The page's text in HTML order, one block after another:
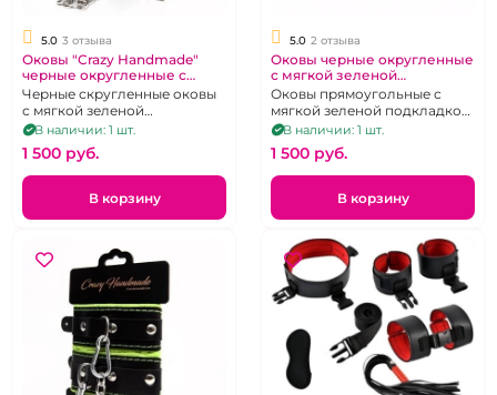
5.0 3 отзыва
Оковы "Crazy Handmade"
черные округленные с
мягкой зеленой подкладкой
Черные скругленные оковы
с мягкой зеленой
подкладкой
В наличии: 1 шт.
1 500 pуб.
В корзину
5.0 2 отзыва
Оковы черные округленные
с мягкой зеленой
подкладкой "Crazy
Handmade"
Оковы прямоугольные с
мягкой зеленой подкладкой
на сцепке с карабином
В наличии: 1 шт.
1 500 pуб.
В корзину